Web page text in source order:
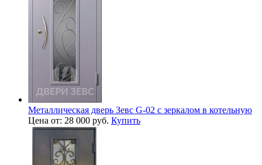
Металлическая дверь Зевс G-02 с зеркалом в котельную
Цена от: 28 000 руб. Купить